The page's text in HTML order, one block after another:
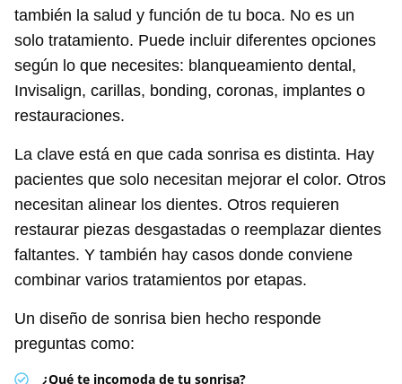
también la salud y función de tu boca. No es un
solo tratamiento. Puede incluir diferentes opciones
según lo que necesites: blanqueamiento dental,
Invisalign, carillas, bonding, coronas, implantes o
restauraciones.
La clave está en que cada sonrisa es distinta. Hay
pacientes que solo necesitan mejorar el color. Otros
necesitan alinear los dientes. Otros requieren
restaurar piezas desgastadas o reemplazar dientes
faltantes. Y también hay casos donde conviene
combinar varios tratamientos por etapas.
Un diseño de sonrisa bien hecho responde
preguntas como:
¿Qué te incomoda de tu sonrisa?